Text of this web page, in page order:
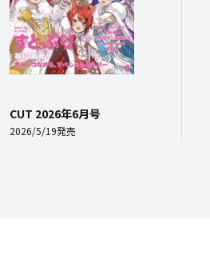
CUT 2026年6月号
2026/5/19発売